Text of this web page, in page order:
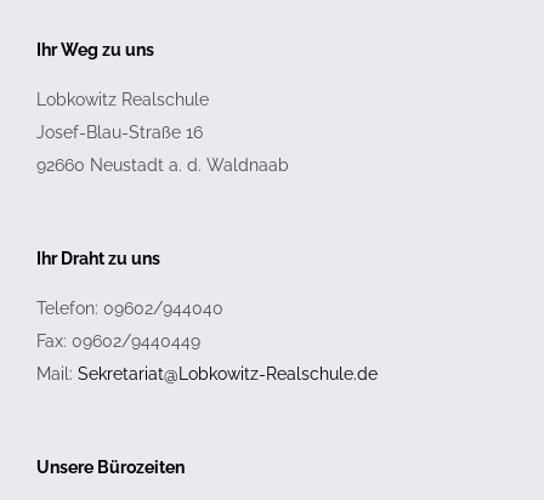
Ihr Weg zu uns
Lobkowitz Realschule
Josef-Blau-Straße 16
92660 Neustadt a. d. Waldnaab
Ihr Draht zu uns
Telefon: 09602/944040
Fax: 09602/9440449
Mail: Sekretariat@Lobkowitz-Realschule.de
Unsere Bürozeiten